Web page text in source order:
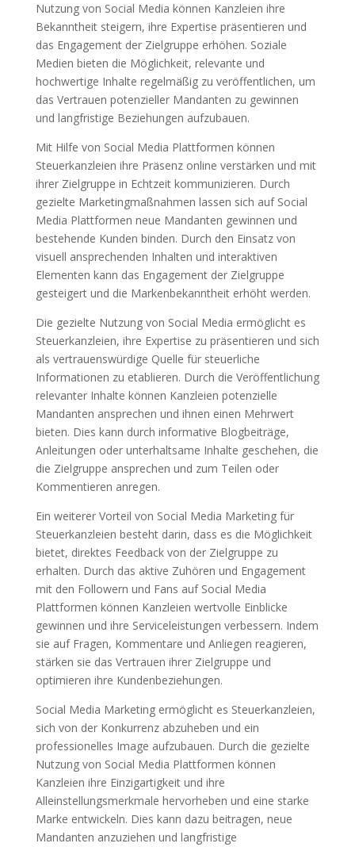
Nutzung von Social Media können Kanzleien ihre
Bekanntheit steigern, ihre Expertise präsentieren und
das Engagement der Zielgruppe erhöhen. Soziale
Medien bieten die Möglichkeit, relevante und
hochwertige Inhalte regelmäßig zu veröffentlichen, um
das Vertrauen potenzieller Mandanten zu gewinnen
und langfristige Beziehungen aufzubauen.
Mit Hilfe von Social Media Plattformen können
Steuerkanzleien ihre Präsenz online verstärken und mit
ihrer Zielgruppe in Echtzeit kommunizieren. Durch
gezielte Marketingmaßnahmen lassen sich auf Social
Media Plattformen neue Mandanten gewinnen und
bestehende Kunden binden. Durch den Einsatz von
visuell ansprechenden Inhalten und interaktiven
Elementen kann das Engagement der Zielgruppe
gesteigert und die Markenbekanntheit erhöht werden.
Die gezielte Nutzung von Social Media ermöglicht es
Steuerkanzleien, ihre Expertise zu präsentieren und sich
als vertrauenswürdige Quelle für steuerliche
Informationen zu etablieren. Durch die Veröffentlichung
relevanter Inhalte können Kanzleien potenzielle
Mandanten ansprechen und ihnen einen Mehrwert
bieten. Dies kann durch informative Blogbeiträge,
Anleitungen oder unterhaltsame Inhalte geschehen, die
die Zielgruppe ansprechen und zum Teilen oder
Kommentieren anregen.
Ein weiterer Vorteil von Social Media Marketing für
Steuerkanzleien besteht darin, dass es die Möglichkeit
bietet, direktes Feedback von der Zielgruppe zu
erhalten. Durch das aktive Zuhören und Engagement
mit den Followern und Fans auf Social Media
Plattformen können Kanzleien wertvolle Einblicke
gewinnen und ihre Serviceleistungen verbessern. Indem
sie auf Fragen, Kommentare und Anliegen reagieren,
stärken sie das Vertrauen ihrer Zielgruppe und
optimieren ihre Kundenbeziehungen.
Social Media Marketing ermöglicht es Steuerkanzleien,
sich von der Konkurrenz abzuheben und ein
professionelles Image aufzubauen. Durch die gezielte
Nutzung von Social Media Plattformen können
Kanzleien ihre Einzigartigkeit und ihre
Alleinstellungsmerkmale hervorheben und eine starke
Marke entwickeln. Dies kann dazu beitragen, neue
Mandanten anzuziehen und langfristige